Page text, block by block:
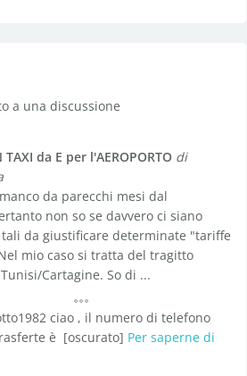
a una discussione
TAXI da E per l'AEROPORTO di
da parecchi mesi dal
non so se davvero ci siano
da giustificare determinate "tariffe
mio caso si tratta del tragitto
Cartagine. So di ...
ciao , il numero di telefono
è [oscurato] Per saperne di